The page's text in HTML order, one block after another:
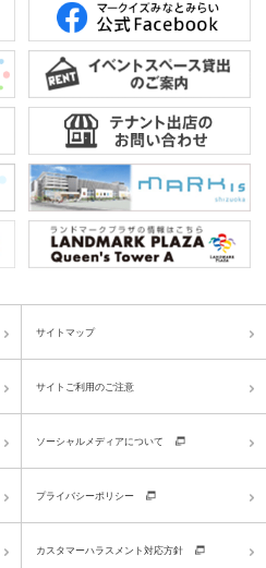
サイトマップ
サイトご利用のご注意
ソーシャルメディアについて
プライバシーポリシー
カスタマーハラスメント対応方針